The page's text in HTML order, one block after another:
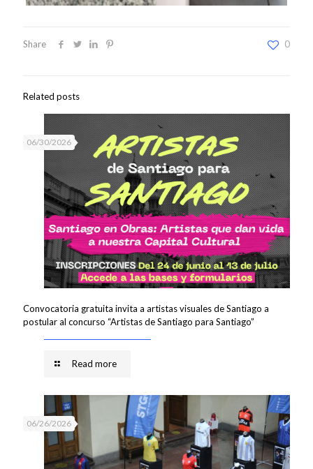
Share 0
Related posts
06/30/2026
Convocatoria gratuita invita a artistas visuales de Santiago a
postular al concurso “Artistas de Santiago para Santiago”
Read more
06/26/2026